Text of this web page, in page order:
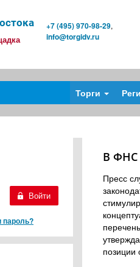
+7 (495) 970-98-29,
info@torgidv.ru
Торги
В ФНС
Пресс
позиции